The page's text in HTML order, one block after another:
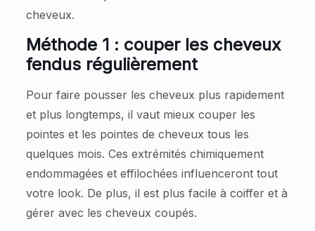
cheveux.
Méthode 1 : couper les cheveux
fendus régulièrement
Pour faire pousser les cheveux plus rapidement
et plus longtemps, il vaut mieux couper les
pointes et les pointes de cheveux tous les
quelques mois. Ces extrémités chimiquement
endommagées et effilochées influenceront tout
votre look. De plus, il est plus facile à coiffer et à
gérer avec les cheveux coupés.